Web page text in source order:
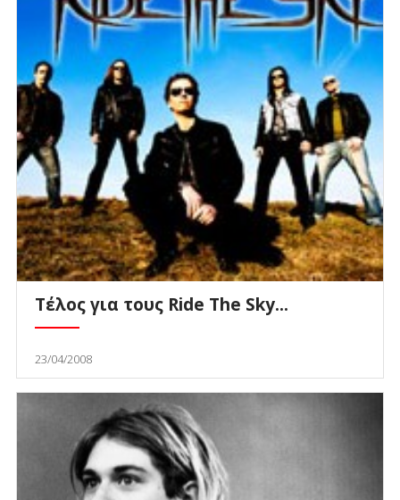
Τέλος για τους Ride The Sky...
23/04/2008